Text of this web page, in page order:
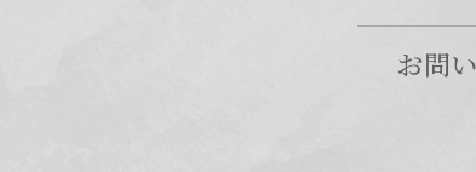
お問